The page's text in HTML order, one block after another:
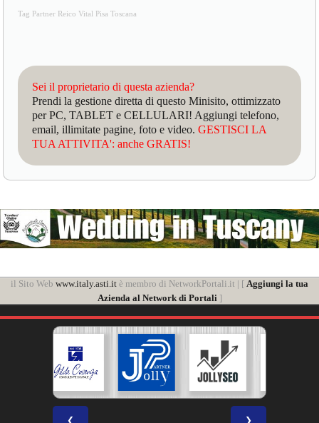
Tag Partner Reico Vital Pisa Toscana
Sei il proprietario di questa azienda?
Prendi la gestione diretta di questo Minisito, ottimizzato
per PC, TABLET e CELLULARI! Aggiungi telefono,
email, illimitate pagine, foto e video.GESTISCI LA
TUA ATTIVITA': anche GRATIS!
il Sito Web www.italy.asti.it è membro di NetworkPortali.it | [ Aggiungi la tua
Azienda al Network di Portali]
❮ ❯